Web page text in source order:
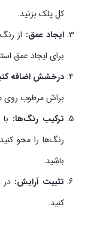
کل پلک بزنید.
ایجاد عمق: از
برای ایجاد عمق
درخشش اضافه
براش مرطوب روی
ترکیب رنگ‌ها:
رنگ‌ها را محو
باشید.
تثبیت آرایش: در
کنید.